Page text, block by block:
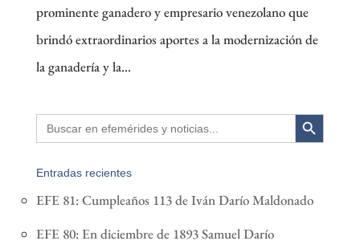
prominente ganadero y empresario venezolano que
brindó extraordinarios aportes a la modernización de
la ganadería y la...
Search
for:
Search Button
Entradas recientes
EFE 81: Cumpleaños 113 de Iván Darío Maldonado
EFE 80: En diciembre de 1893 Samuel Darío